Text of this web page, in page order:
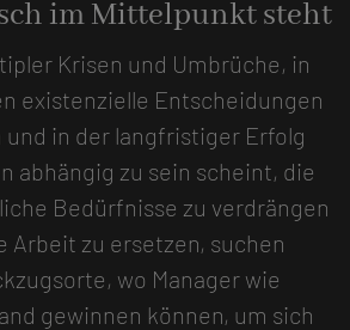
im Mittelpunkt steht
Krisen und Umbrüche, in
existenzielle Entscheidungen
in der langfristiger Erfolg
abhängig zu sein scheint, die
Bedürfnisse zu verdrängen
Arbeit zu ersetzen, suchen
wo Manager wie
gewinnen können, um sich